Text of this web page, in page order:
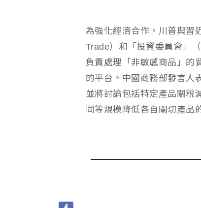
為強化經濟合作，川普與習
Trade）和「投資委員會」
負責處理「非敏感商品」的
的平台。中國商務部發言人
並將討論包括特定產品關稅
同等規模降低各自關切產品